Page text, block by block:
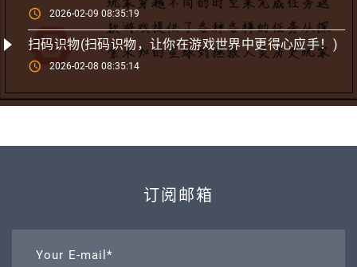
2026-02-09 08:35:19
扫码识物(扫码识物，让你在游戏世界中更得心应手！)
2026-02-08 08:35:14
订阅邮箱
Your E-mail*